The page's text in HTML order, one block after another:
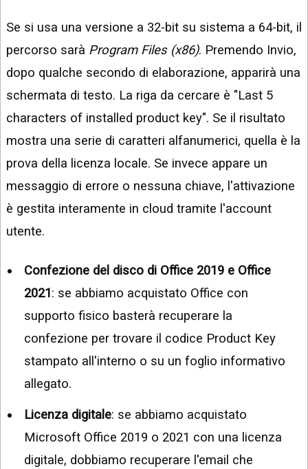
Se si usa una versione a 32-bit su sistema a 64-bit, il
percorso sarà Program Files (x86). Premendo Invio,
dopo qualche secondo di elaborazione, apparirà una
schermata di testo. La riga da cercare è "Last 5
characters of installed product key". Se il risultato
mostra una serie di caratteri alfanumerici, quella è la
prova della licenza locale. Se invece appare un
messaggio di errore o nessuna chiave, l'attivazione
è gestita interamente in cloud tramite l'account
utente.
Confezione del disco di Office 2019 e Office
2021: se abbiamo acquistato Office con
supporto fisico basterà recuperare la
confezione per trovare il codice Product Key
stampato all'interno o su un foglio informativo
allegato.
Licenza digitale: se abbiamo acquistato
Microsoft Office 2019 o 2021 con una licenza
digitale, dobbiamo recuperare l'email che